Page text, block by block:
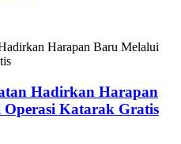
Hadirkan Harapan
Katarak Gratis